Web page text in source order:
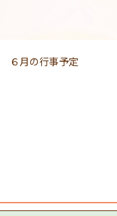
６月の行事予定